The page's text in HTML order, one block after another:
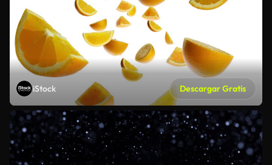
iStock Descargar Gratis